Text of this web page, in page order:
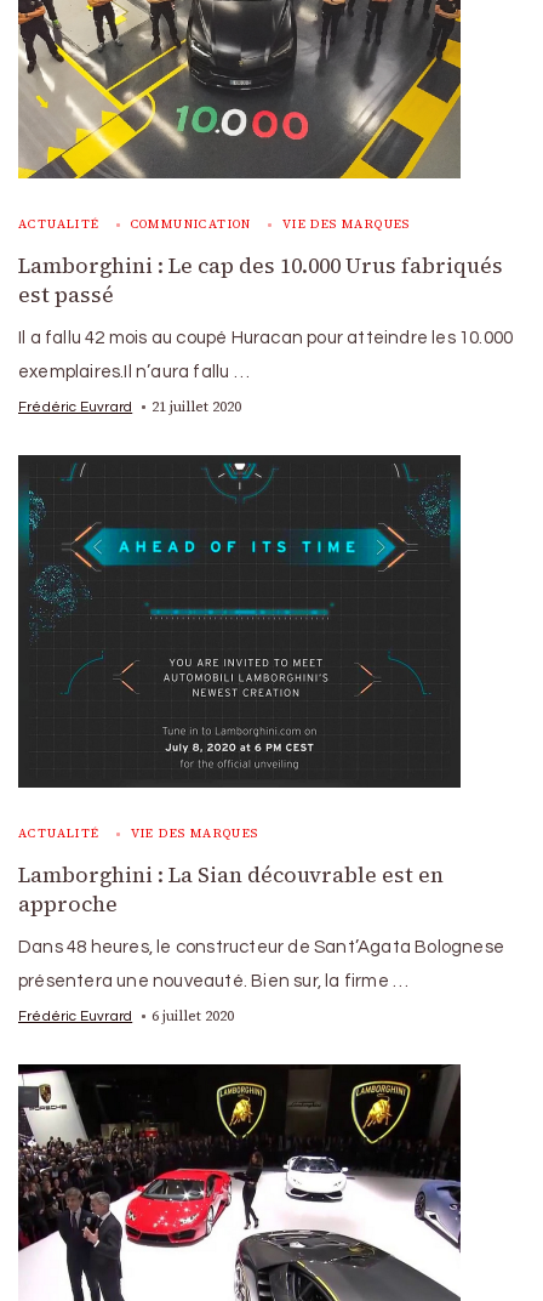
ACTUALITÉ COMMUNICATION VIE DES MARQUES
Lamborghini : Le cap des 10.000 Urus fabriqués
est passé
Il a fallu 42 mois au coupé Huracan pour atteindre les 10.000
exemplaires.Il n’aura fallu …
Frédéric Euvrard 21 juillet 2020
ACTUALITÉ VIE DES MARQUES
Lamborghini : La Sian découvrable est en
approche
Dans 48 heures, le constructeur de Sant’Agata Bolognese
présentera une nouveauté. Bien sur, la firme …
Frédéric Euvrard 6 juillet 2020